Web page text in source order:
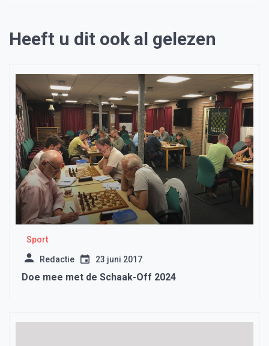
Heeft u dit ook al gelezen
Sport
Redactie 23 juni 2017
Doe mee met de Schaak-Off 2024